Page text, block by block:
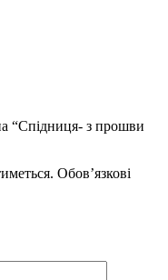
“Спідниця- з прошви
Обов’язкові